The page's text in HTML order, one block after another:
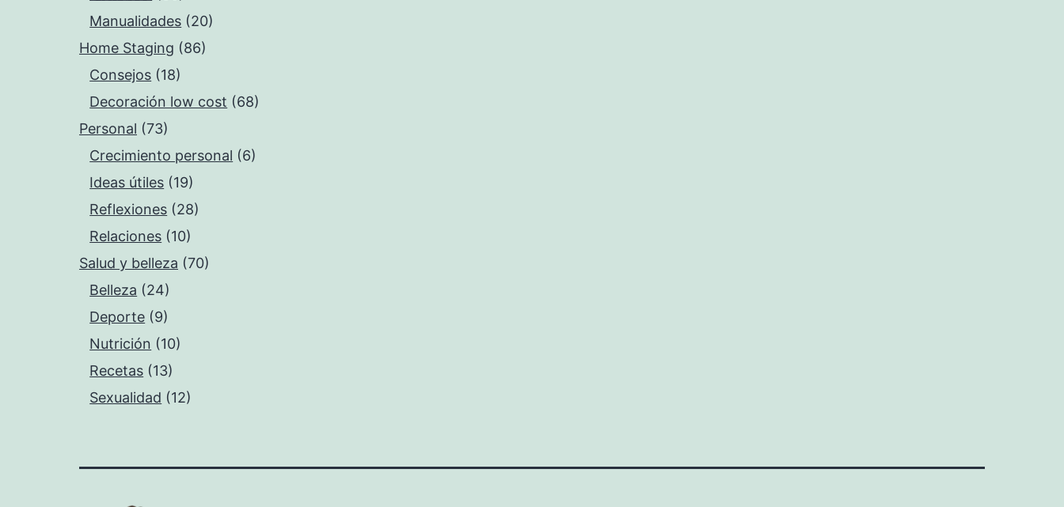
Manualidades (20)
Home Staging (86)
Consejos (18)
Decoración low cost (68)
Personal (73)
Crecimiento personal (6)
Ideas útiles (19)
Reflexiones (28)
Relaciones (10)
Salud y belleza (70)
Belleza (24)
Deporte (9)
Nutrición (10)
Recetas (13)
Sexualidad (12)